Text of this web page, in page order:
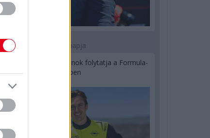
2 napja
Újabb korábbi F2-es bajnok folytatja a Formula-
E-ben